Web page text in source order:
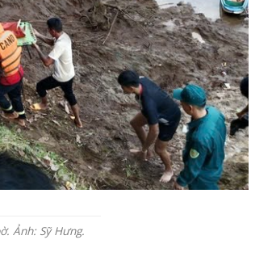
Ảnh: Sỹ Hưng.